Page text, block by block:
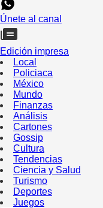
Únete al canal
Edición impresa
Local
Policiaca
México
Mundo
Finanzas
Análisis
Cartones
Gossip
Cultura
Tendencias
Ciencia y Salud
Turismo
Deportes
Juegos